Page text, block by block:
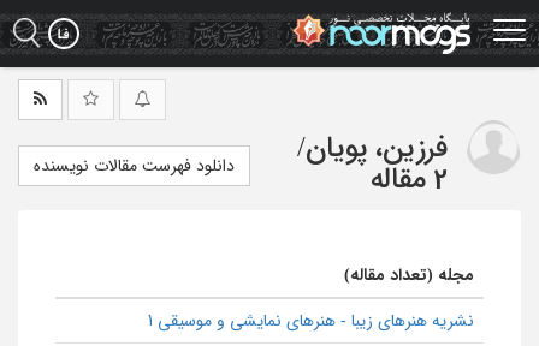
Skip
to
main
فرزین، پویان/
2 مقاله
دانلود فهرست مقالات نویسنده
مجله (تعداد مقاله)
نشریه هنرهای زیبا - هنرهای نمایشی و موسیقی 1